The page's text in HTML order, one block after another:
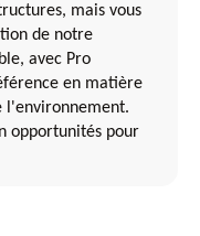
mais vous
de notre
avec Pro
en matière
l'environnement.
opportunités pour